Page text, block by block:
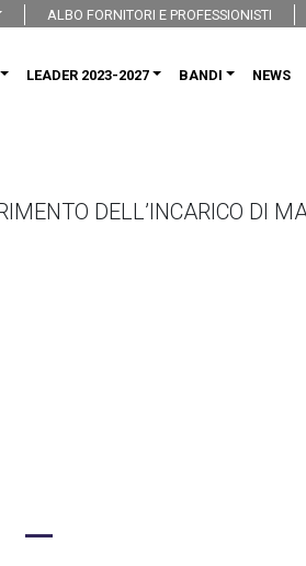
ALBO FORNITORI E PROFESSIONISTI
LEADER 2023-2027 BANDI NEWS
DELL’INCARICO DI